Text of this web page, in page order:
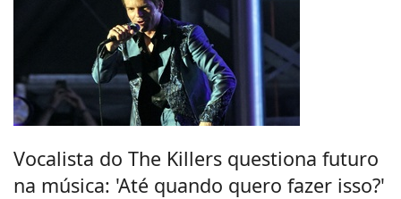
Vocalista do The Killers questiona futuro
na música: 'Até quando quero fazer isso?'